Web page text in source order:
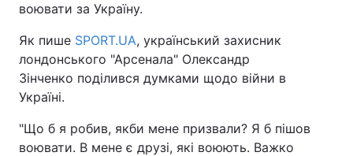
воювати за Україну.
Як пише SPORT.UA, український захисник
лондонського "Арсенала" Олександр
Зінченко поділився думками щодо війни в
Україні.
"Що б я робив, якби мене призвали? Я б пішов
воювати. В мене є друзі, які воюють. Важко